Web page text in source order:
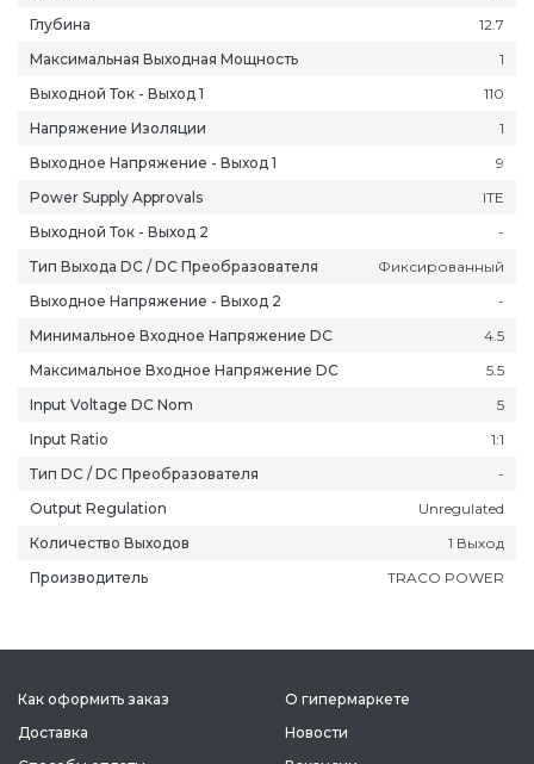
Глубина
12.7
Максимальная Выходная Мощность
1
Выходной Ток - Выход 1
110
Напряжение Изоляции
1
Выходное Напряжение - Выход 1
9
Power Supply Approvals
ITE
Выходной Ток - Выход 2
-
Тип Выхода DC / DC Преобразователя
Фиксированный
Выходное Напряжение - Выход 2
-
Минимальное Входное Напряжение DC
4.5
Максимальное Входное Напряжение DC
5.5
Input Voltage DC Nom
5
Input Ratio
1:1
Тип DC / DC Преобразователя
-
Output Regulation
Unregulated
Количество Выходов
1 Выход
Производитель
TRACO POWER
Как оформить заказ
Доставка
О гипермаркете
Новости
Липецк
Магас
Магнитогорск
Петрозаводск
Подольск